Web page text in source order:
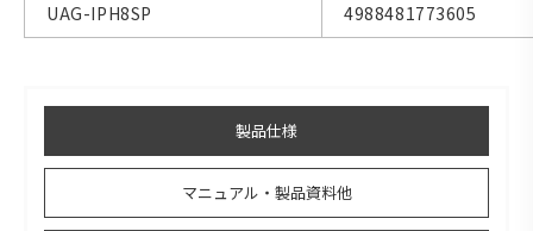
UAG-IPH8SP
4988481773605
製品仕様
マニュアル・製品資料他